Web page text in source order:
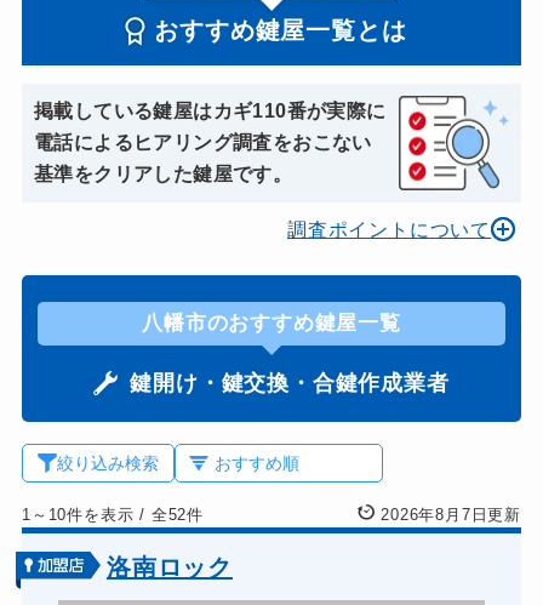
おすすめ鍵屋一覧とは
掲載している鍵屋はカギ110番が実際に
電話によるヒアリング調査をおこない
基準をクリアした鍵屋です。
調査ポイントについて
八幡市のおすすめ鍵屋一覧
鍵開け・鍵交換・合鍵作成業者
絞り込み検索
1～10件を表示/ 全52件 2026年8月7日更新
洛南ロック